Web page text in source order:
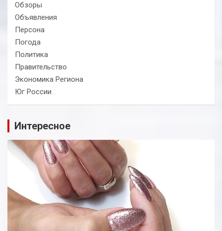
Обзоры
Объявления
Персона
Погода
Политика
Правительство
Экономика Региона
Юг России
Интересное